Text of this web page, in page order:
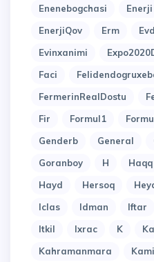
Enenebogchasi
Enerji
EnerjiQov
Erm
Evinxanimi
Faci
FermerinRealDostu
Fir
Formul1
Genderb
General
Goranboy
H Haqq
Hayd
Hersoq
Iclas
Idman Iftar
Itkil
Ixrac K
Kahramanmara